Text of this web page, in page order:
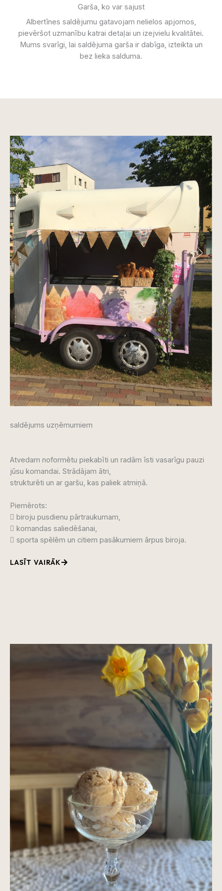
Garša, ko var sajust
Albertīnes saldējumu gatavojam nelielos apjomos,
pievēršot uzmanību katrai detaļai un izejvielu kvalitātei.
Mums svarīgi, lai saldējuma garša ir dabīga, izteikta un
bez lieka salduma.
saldējums uzņēmumiem
Atvedam noformētu piekabīti un radām īsti vasarīgu pauzi
jūsu komandai. Strādājam ātri,
strukturēti un ar garšu, kas paliek atmiņā.
Piemērots:
 biroju pusdienu pārtraukumam,
 komandas saliedēšanai,
 sporta spēlēm un citiem pasākumiem ārpus biroja.
LASĪT VAIRĀK